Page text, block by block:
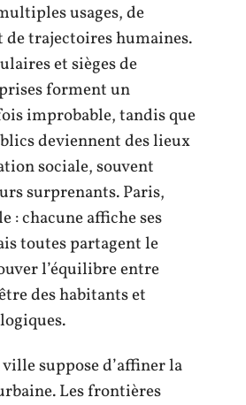
usages, de
trajectoires humaines.
et sièges de
forment un
improbable, tandis que
deviennent des lieux
sociale, souvent
surprenants. Paris,
: chacune affiche ses
toutes partagent le
l’équilibre entre
des habitants et
suppose d’affiner la
Les frontières